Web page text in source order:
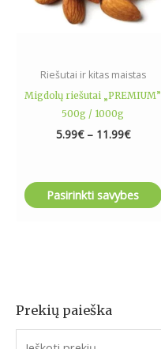
Prekių paieška
I
e
Riešutai ir kitas maistas
Migdolų riešutai „PREMIUM”
500g / 1000g
5.99€ – 11.99€
Pasirinkti savybes
be
page